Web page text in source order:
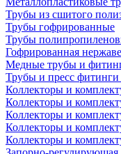
Трубы из сшитого
Трубы гофрированные
Трубы
Гофрированная
Медные трубы и
Трубы и пресс
Коллекторы и
Коллекторы и
Коллекторы и
Коллекторы и
Коллекторы и